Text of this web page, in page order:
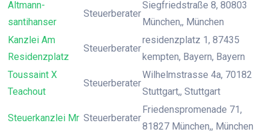
Altmann-
santihanser
Steuerberater
Siegfriedstraße 8, 80803
München,, München
Kanzlei Am
Residenzplatz
Steuerberater
residenzplatz 1, 87435
kempten, Bayern, Bayern
Toussaint X
Teachout
Steuerberater
Wilhelmstrasse 4a, 70182
Stuttgart,, Stuttgart
Steuerkanzlei Mr Steuerberater
Friedenspromenade 71,
81827 München,, München